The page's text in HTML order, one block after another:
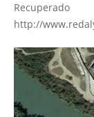
http://